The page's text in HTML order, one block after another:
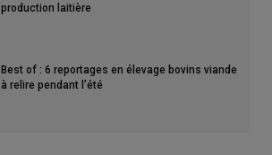
production laitière
Best of : 6 reportages en élevage bovins viande
à relire pendant l’été